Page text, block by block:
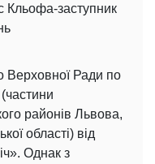
Кльофа-заступник
Верховної Ради по
районів Львова,
області) від
Однак з